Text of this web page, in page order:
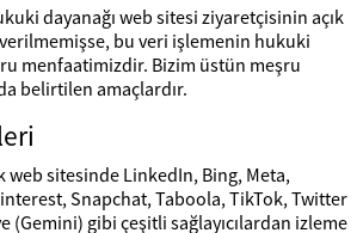
dayanağı web sitesi ziyaretçisinin açık
verilmemişse, bu veri işlemenin hukuki
menfaatimizdir. Bizim üstün meşru
belirtilen amaçlardır.
web sitesinde LinkedIn, Bing, Meta,
Snapchat, Taboola, TikTok, Twitter
(Gemini) gibi çeşitli sağlayıcılardan izleme